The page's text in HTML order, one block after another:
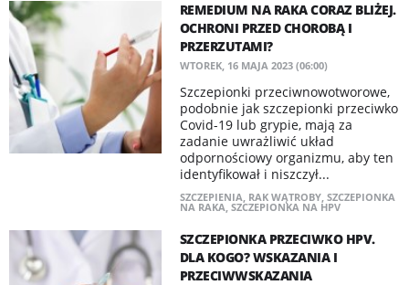
REMEDIUM NA RAKA CORAZ BLIŻEJ.
OCHRONI PRZED CHOROBĄ I
PRZERZUTAMI?
WTOREK, 16 MAJA 2023 (06:00)
Szczepionki przeciwnowotworowe,
podobnie jak szczepionki przeciwko
Covid-19 lub grypie, mają za
zadanie uwrażliwić układ
odpornościowy organizmu, aby ten
identyfikował i niszczył...
SZCZEPIENIA, RAK WĄTROBY, SZCZEPIONKA
NA RAKA, SZCZEPIONKA NA HPV
SZCZEPIONKA PRZECIWKO HPV.
DLA KOGO? WSKAZANIA I
PRZECIWWSKAZANIA